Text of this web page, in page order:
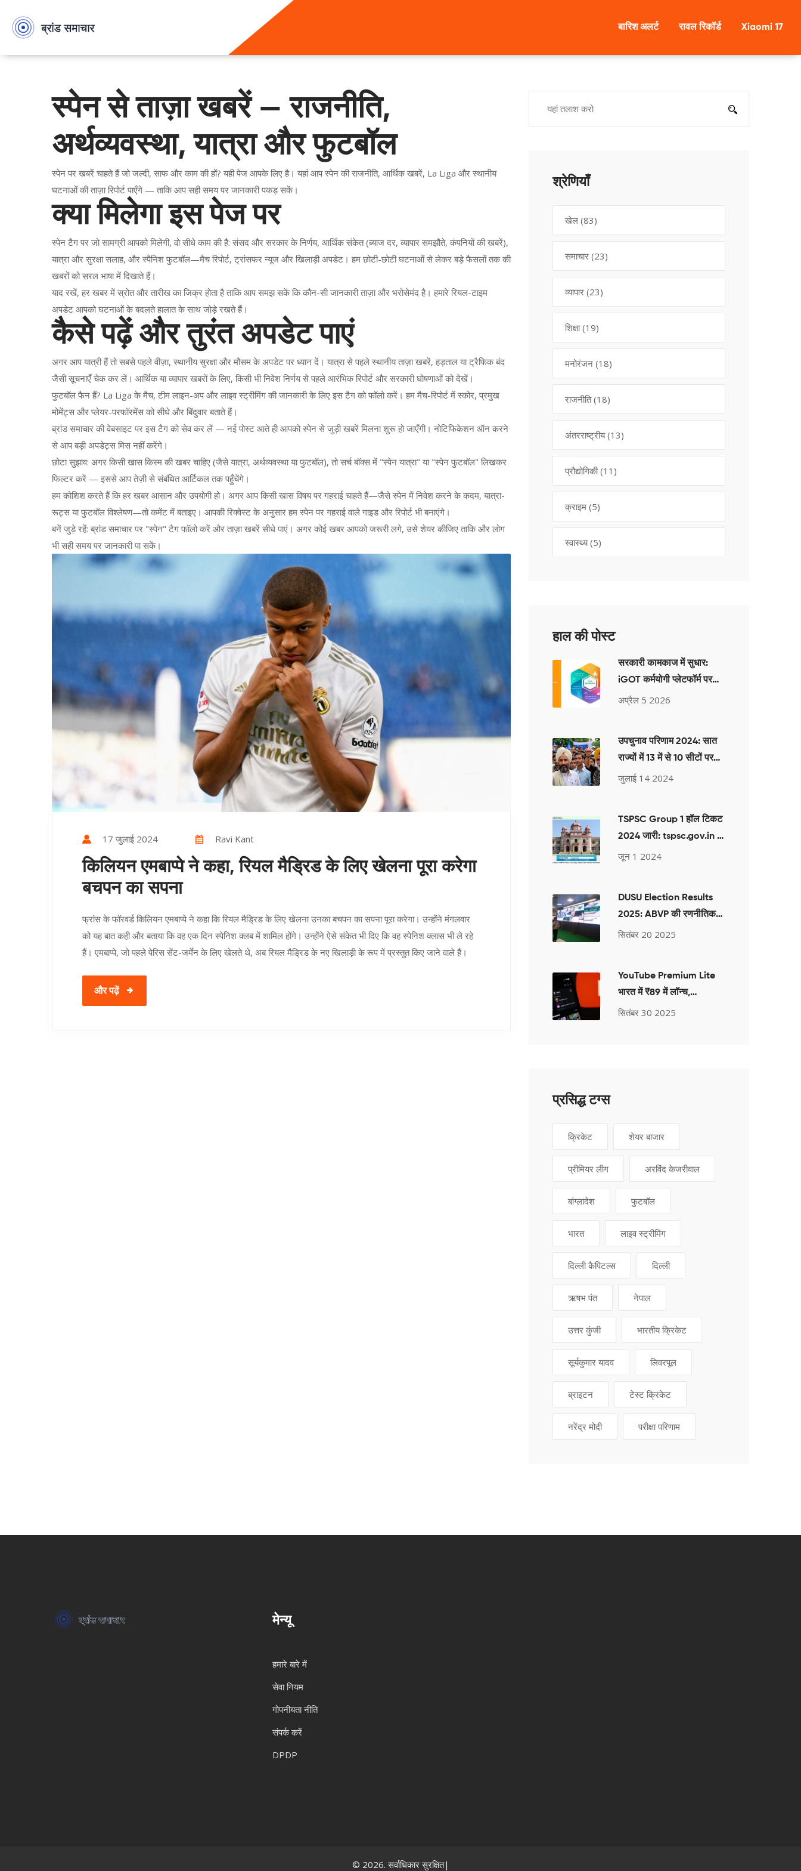
बारिश अलर्ट रावल रिकॉर्ड Xiaomi 17
स्पेन से ताज़ा खबरें — राजनीति,
अर्थव्यवस्था, यात्रा और फुटबॉल
स्पेन पर खबरें चाहते हैं जो जल्दी, साफ और काम की हों? यही पेज आपके लिए है। यहां आप स्पेन की राजनीति, आर्थिक खबरें, La Liga और स्थानीय
घटनाओं की ताज़ा रिपोर्ट पाएँगे — ताकि आप सही समय पर जानकारी पकड़ सकें।
क्या मिलेगा इस पेज पर
स्पेन टैग पर जो सामग्री आपको मिलेगी, वो सीधे काम की है: संसद और सरकार के निर्णय, आर्थिक संकेत (ब्याज दर, व्यापार समझौते, कंपनियों की खबरें),
यात्रा और सुरक्षा सलाह, और स्पैनिश फुटबॉल—मैच रिपोर्ट, ट्रांसफर न्यूज और खिलाड़ी अपडेट। हम छोटी-छोटी घटनाओं से लेकर बड़े फैसलों तक की
खबरों को सरल भाषा में दिखाते हैं।
याद रखें, हर खबर में स्रोत और तारीख का जिक्र होता है ताकि आप समझ सकें कि कौन-सी जानकारी ताज़ा और भरोसेमंद है। हमारे रियल-टाइम
अपडेट आपको घटनाओं के बदलते हालात के साथ जोड़े रखते हैं।
कैसे पढ़ें और तुरंत अपडेट पाएं
अगर आप यात्री हैं तो सबसे पहले वीज़ा, स्थानीय सुरक्षा और मौसम के अपडेट पर ध्यान दें। यात्रा से पहले स्थानीय ताज़ा खबरें, हड़ताल या ट्रैफिक बंद
जैसी सूचनाएँ चेक कर लें। आर्थिक या व्यापार खबरों के लिए, किसी भी निवेश निर्णय से पहले आरंभिक रिपोर्ट और सरकारी घोषणाओं को देखें।
फुटबॉल फैन हैं? La Liga के मैच, टीम लाइन-अप और लाइव स्ट्रीमिंग की जानकारी के लिए इस टैग को फॉलो करें। हम मैच-रिपोर्ट में स्कोर, प्रमुख
मोमेंट्स और प्लेयर-परफॉरमेंस को सीधे और बिंदुवार बताते हैं।
ब्रांड समाचार की वेबसाइट पर इस टैग को सेव कर लें — नई पोस्ट आते ही आपको स्पेन से जुड़ी खबरें मिलना शुरू हो जाएँगी। नोटिफिकेशन ऑन करने
से आप बड़ी अपडेट्स मिस नहीं करेंगे।
छोटा सुझाव: अगर किसी खास किस्म की खबर चाहिए (जैसे यात्रा, अर्थव्यवस्था या फुटबॉल), तो सर्च बॉक्स में "स्पेन यात्रा" या "स्पेन फुटबॉल" लिखकर
फिल्टर करें — इससे आप तेज़ी से संबंधित आर्टिकल तक पहुँचेंगे।
हम कोशिश करते हैं कि हर खबर आसान और उपयोगी हो। अगर आप किसी खास विषय पर गहराई चाहते हैं—जैसे स्पेन में निवेश करने के कदम, यात्रा-
रूट्स या फुटबॉल विश्लेषण—तो कमेंट में बताइए। आपकी रिक्वेस्ट के अनुसार हम स्पेन पर गहराई वाले गाइड और रिपोर्ट भी बनाएंगे।
बनें जुड़े रहें: ब्रांड समाचार पर "स्पेन" टैग फॉलो करें और ताज़ा खबरें सीधे पाएं। अगर कोई खबर आपको जरूरी लगे, उसे शेयर कीजिए ताकि और लोग
भी सही समय पर जानकारी पा सकें।
17 जुलाई 2024 Ravi Kant
किलियन एमबाप्पे ने कहा, रियल मैड्रिड के लिए खेलना पूरा करेगा
बचपन का सपना
फ्रांस के फॉरवर्ड किलियन एमबाप्पे ने कहा कि रियल मैड्रिड के लिए खेलना उनका बचपन का सपना पूरा करेगा। उन्होंने मंगलवार
को यह बात कही और बताया कि वह एक दिन स्पेनिश क्लब में शामिल होंगे। उन्होंने ऐसे संकेत भी दिए कि वह स्पेनिश क्लास भी ले रहे
हैं। एमबाप्पे, जो पहले पेरिस सेंट-जर्मेन के लिए खेलते थे, अब रियल मैड्रिड के नए खिलाड़ी के रूप में प्रस्तुत किए जाने वाले हैं।
और पढ़ें
श्रेणियाँ
खेल (83)
समाचार (23)
व्यापार (23)
शिक्षा(19)
मनोरंजन (18)
राजनीति(18)
अंतरराष्ट्रीय(13)
प्रौद्योगिकी(11)
क्राइम (5)
स्वास्थ्य(5)
हाल की पोस्ट
सरकारी कामकाज में सुधार:
iGOT कर्मयोगी प्लेटफॉर्म पर
'दक्षता' कोर्स लॉन्च
अप्रैल 5 2026
उपचुनाव परिणाम 2024: सात
राज्यों में 13 में से 10 सीटों पर
INDIA गठबंधन की जीत
जुलाई 14 2024
TSPSC Group 1 हॉल टिकट
2024 जारी: tspsc.gov.in से
डायरेक्ट लिंक
जून 1 2024
DUSU Election Results
2025: ABVP की रणनीतिक
जीत, आर्यन मान 16,000+ वोटों
सितंबर 20 2025
YouTube Premium Lite
भारत में ₹89 में लॉन्च,
विज्ञापन‑मुक्त वीडियो का नया
सितंबर 30 2025
प्रसिद्ध टग्स
क्रिकेट शेयर बाजार
प्रीमियर लीग अरविंद केजरीवाल
बांग्लादेश फुटबॉल
भारत लाइव स्ट्रीमिंग
दिल्ली कैपिटल्स दिल्ली
ऋषभ पंत नेपाल
उत्तर कुंजी भारतीय क्रिकेट
सूर्यकुमार यादव लिवरपूल
ब्राइटन टेस्ट क्रिकेट
नरेंद्र मोदी परीक्षा परिणाम
मेन्यू
हमारे बारे में
सेवा नियम
गोपनीयता नीति
संपर्क करें
DPDP
© 2026. सर्वाधिकार सुरक्षित|